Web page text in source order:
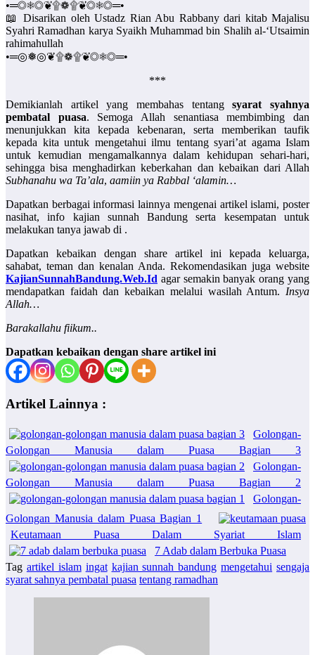
•═◎❅◎❦۩❁۩❦◎❅◎═•
📖 Disarikan oleh Ustadz Rian Abu Rabbany dari kitab Majalisu
Syahri Ramadhan karya Syaikh Muhammad bin Shalih al-‘Utsaimin
rahimahullah
•═◎❅◎❦۩❁۩❦◎❅◎═•
***
Demikianlah artikel yang membahas tentangsyarat syahnya
pembatal puasa. Semoga Allah senantiasa membimbing dan
menunjukkan kita kepada kebenaran, serta memberikan taufik
kepada kita untuk mengetahui ilmu tentang syari’at agama Islam
untuk kemudian mengamalkannya dalam kehidupan sehari-hari,
sehingga bisa menghadirkan keberkahan dan kebaikan dari Allah
Subhanahu wa Ta’ala, aamiin ya Rabbal ‘alamin…
Dapatkan berbagai informasi lainnya mengenai artikel islami, poster
nasihat, info kajian sunnah Bandung serta kesempatan untuk
melakukan tanya jawab di .
Dapatkan kebaikan dengan share artikel ini kepada keluarga,
sahabat, teman dan kenalan Anda. Rekomendasikan juga website
KajianSunnahBandung.Web.Id agar semakin banyak orang yang
mendapatkan faidah dan kebaikan melalui wasilah Antum. Insya
Allah…
Barakallahu fiikum..
Dapatkan kebaikan dengan share artikel ini
Artikel Lainnya :
Golongan-
Golongan Manusia dalam Puasa Bagian 3
Golongan-
Golongan Manusia dalam Puasa Bagian 2
Golongan-
Golongan Manusia dalam Puasa Bagian 1
Keutamaan Puasa Dalam Syariat Islam
7 Adab dalam Berbuka Puasa
Tag artikel islam ingat kajian sunnah bandung mengetahui sengaja
syarat sahnya pembatal puasa tentang ramadhan